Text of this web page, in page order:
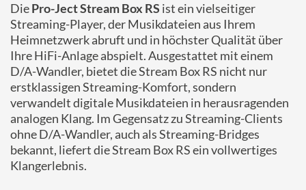
DiePro-Ject Stream Box RS ist ein vielseitiger
Streaming-Player, der Musikdateien aus Ihrem
Heimnetzwerk abruft und in höchster Qualität über
Ihre HiFi-Anlage abspielt. Ausgestattet mit einem
D/A-Wandler, bietet die Stream Box RS nicht nur
erstklassigen Streaming-Komfort, sondern
verwandelt digitale Musikdateien in herausragenden
analogen Klang. Im Gegensatz zu Streaming-Clients
ohne D/A-Wandler, auch als Streaming-Bridges
bekannt, liefert die Stream Box RS ein vollwertiges
Klangerlebnis.